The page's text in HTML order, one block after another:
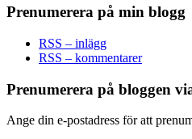
Prenumerera på min blogg
RSS – inlägg
RSS – kommentarer
Prenumerera på bloggen
Ange din e-postadress för att